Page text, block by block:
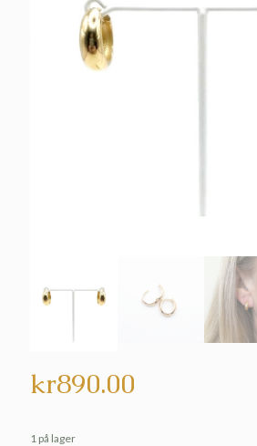
kr890.00
1 på lager